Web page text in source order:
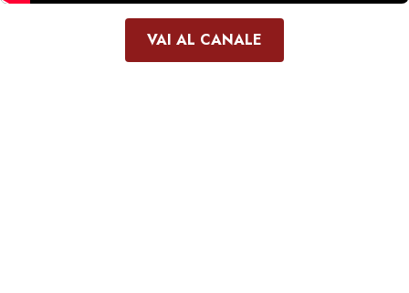
VAI AL CANALE